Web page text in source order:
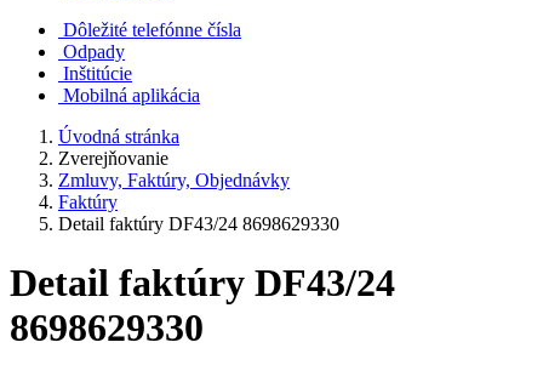
Dôležité telefónne čísla
Odpady
Inštitúcie
Mobilná aplikácia
Úvodná stránka
Zverejňovanie
Zmluvy, Faktúry, Objednávky
Faktúry
Detail faktúry DF43/24 8698629330
Detail faktúry DF43/24
8698629330